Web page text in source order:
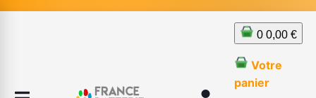
0 0,00 €
Votre
panier